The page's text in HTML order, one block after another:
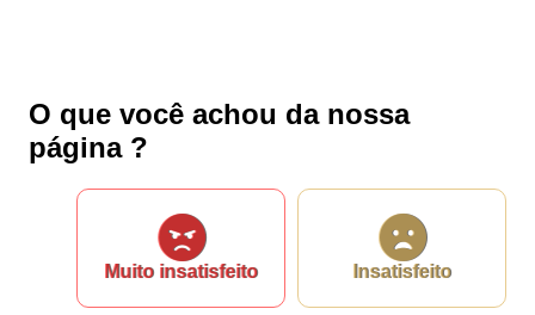
Outros meios de contato
Ouvidoria
O que você achou da nossa
página ?
Muito insatisfeito Insatisfeito